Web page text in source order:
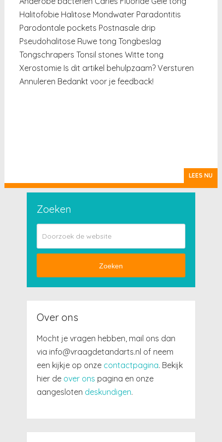
Halitofobie Halitose Mondwater Paradontitis
Parodontale pockets Postnasale drip
Pseudohalitose Ruwe tong Tongbeslag
Tongschrapers Tonsil stones Witte tong
Xerostomie Is dit artikel behulpzaam? Versturen
Annuleren Bedankt voor je feedback!
LEES NU
Zoeken
Zoeken
Over ons
Mocht je vragen hebben, mail ons dan
via info@vraagdetandarts.nl of neem
een kijkje op onze contactpagina. Bekijk
hier de over ons pagina en onze
aangesloten deskundigen.